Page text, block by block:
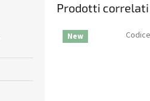
Prodotti correlati
New